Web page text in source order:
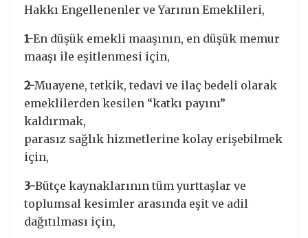
Hakkı Engellenenler ve Yarının Emeklileri,
1-En düşük emekli maaşının, en düşük memur
maaşı ile eşitlenmesi için,
2-Muayene, tetkik, tedavi ve ilaç bedeli olarak
emeklilerden kesilen “katkı payını”
kaldırmak,
parasız sağlık hizmetlerine kolay erişebilmek
için,
3-Bütçe kaynaklarının tüm yurttaşlar ve
toplumsal kesimler arasında eşit ve adil
dağıtılması için,